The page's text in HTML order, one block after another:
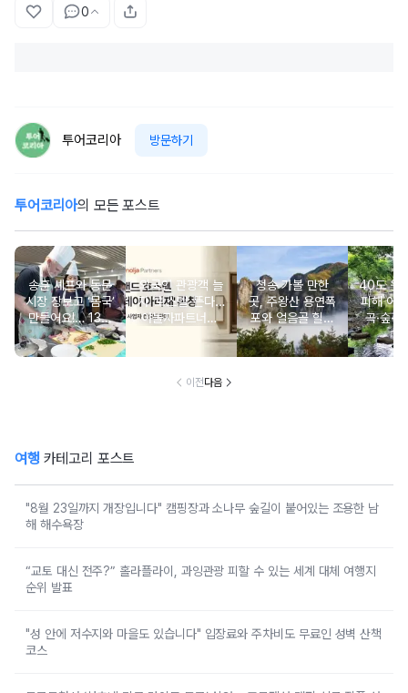
0
투어코리아 방문하기
투어코리아의 모든 포스트
송훈 셰프와 동문
시장 장보고 ‘몸국’
만들어요!… 13일
‘제주미행’ 특별회
차 운영
외국인 관광객 늘
자 ‘호스텔’ 뜬다…
야놀자파트너스,
‘스테이 아리재’ 4
청송 가볼 만한
곳, 주왕산 용연폭
포와 얼음골 힐링
코스
40도 웃
피해 어
곡·숲·
떠나는
여
이전다음
여행 카테고리 포스트
"8월 23일까지 개장입니다" 캠핑장과 소나무 숲길이 붙어있는 조용한 남
해 해수욕장
“교토 대신 전주?” 홀라플라이, 과잉관광 피할 수 있는 세계 대체 여행지
순위 발표
"성 안에 저수지와 마을도 있습니다" 입장료와 주차비도 무료인 성벽 산책
코스